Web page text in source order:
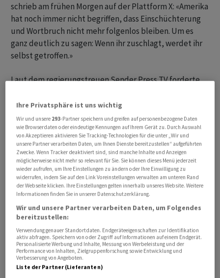
schrieb am frühen Morgen auf der Plattform X: «Amerika
hat noch immer nicht begriffen, dass Einschüchterung
und Wortbruch nicht mehr folgenlos bleiben. Um es
ganz deutlich zu sagen: Wenn ihr zuschlagt, werdet ihr
selbst getroffen.»
Laut dem regierungstreuen Sender Press TV forderte
nach den erneuten «grossangelegten» US-Angriffen zu
sofortigem Handeln auf und warnte Washington vor den
Konsequenzen.
Ihre Privatsphäre ist uns wichtig
Wir und unsere 293-Partner speichern und greifen auf personenbezogene Daten
wie Browserdaten oder eindeutige Kennungen auf Ihrem Gerät zu. Durch Auswahl
von Akzeptieren aktivieren Sie Tracking-Technologien für die unter „Wir und
unsere Partner verarbeiten Daten, um Ihnen Dienste bereitzustellen“ aufgeführten
Zwecke. Wenn Tracker deaktiviert sind, sind manche Inhalte und Anzeigen
möglicherweise nicht mehr so relevant für Sie. Sie können dieses Menü jederzeit
wieder aufrufen, um Ihre Einstellungen zu ändern oder Ihre Einwilligung zu
widerrufen, indem Sie auf den Link Voreinstellungen verwalten am unteren Rand
der Webseite klicken. Ihre Einstellungen gelten innerhalb unseres Website. Weitere
Informationen finden Sie in unserer Datenschutzerklärung.
Wir und unsere Partner verarbeiten Daten, um Folgendes
bereitzustellen:
Verwendung genauer Standortdaten. Endgeräteeigenschaften zur Identifikation
aktiv abfragen. Speichern von oder Zugriff auf Informationen auf einem Endgerät.
Personalisierte Werbung und Inhalte, Messung von Werbeleistung und der
Performance von Inhalten, Zielgruppenforschung sowie Entwicklung und
Verbesserung von Angeboten.
Liste der Partner (Lieferanten)